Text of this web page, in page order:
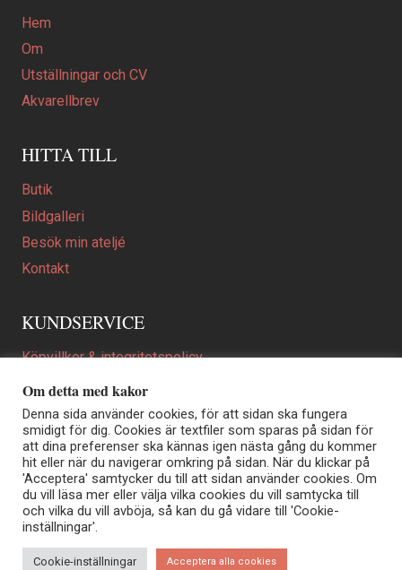
Hem
Om
Utställningar och CV
Akvarellbrev
HITTA TILL
Butik
Bildgalleri
Besök min ateljé
Kontakt
KUNDSERVICE
Köpvillkor & integritetspolicy
Att beställa ett personligt utformat konstverk
En personligare gåva
FAQ
Elisabeth Biström | Akvarellkonstnär | Norrtälje
Sjöängstorpet AB, org.nr 556373-5447
© Elisabeth Biström 2026
Om detta med kakor
Denna sida använder cookies, för att sidan ska fungera
smidigt för dig. Cookies är textfiler som sparas på sidan för
att dina preferenser ska kännas igen nästa gång du kommer
hit eller när du navigerar omkring på sidan. När du klickar på
'Acceptera' samtycker du till att sidan använder cookies. Om
du vill läsa mer eller välja vilka cookies du vill samtycka till
och vilka du vill avböja, så kan du gå vidare till 'Cookie-
inställningar'.
Cookie-inställningar Acceptera alla cookies